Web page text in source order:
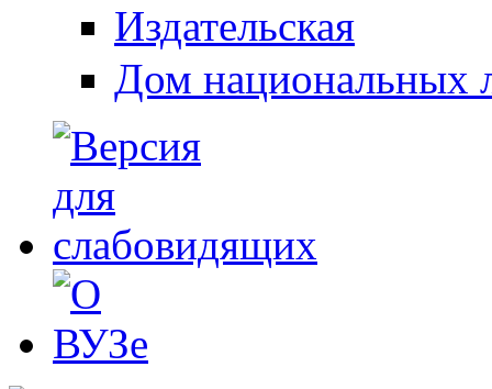
Издательская
Дом национальных